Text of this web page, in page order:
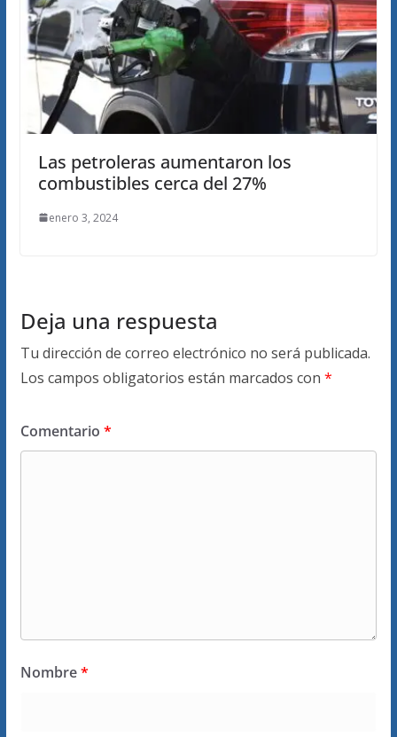
Las petroleras aumentaron los
combustibles cerca del 27%
enero 3, 2024
Deja una respuesta
Tu dirección de correo electrónico no será publicada.
Los campos obligatorios están marcados con *
Comentario *
Nombre*